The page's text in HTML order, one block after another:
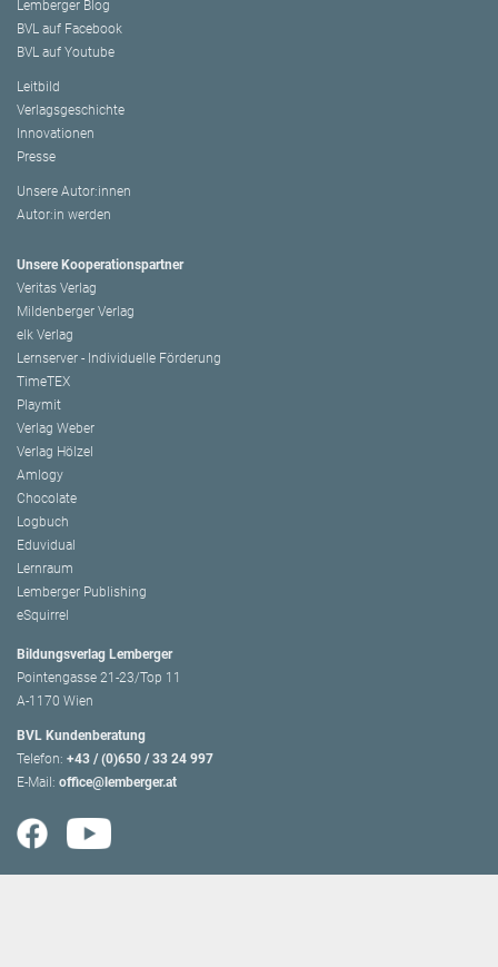
Lemberger Blog
BVL auf Facebook
BVL auf Youtube
Leitbild
Verlagsgeschichte
Innovationen
Presse
Unsere Autor:innen
Autor:in werden
Unsere Kooperationspartner
Veritas Verlag
Mildenberger Verlag
elk Verlag
Lernserver - Individuelle Förderung
TimeTEX
Playmit
Verlag Weber
Verlag Hölzel
Amlogy
Chocolate
Logbuch
Eduvidual
Lernraum
Lemberger Publishing
eSquirrel
Bildungsverlag Lemberger
Pointengasse 21-23/Top 11
A-1170 Wien
BVL Kundenberatung
Telefon: +43 / (0)650 / 33 24 997
E-Mail: office@lemberger.at